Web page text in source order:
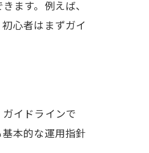
ます。例えば、
心者はまずガイ
イドラインで
本的な運用指針